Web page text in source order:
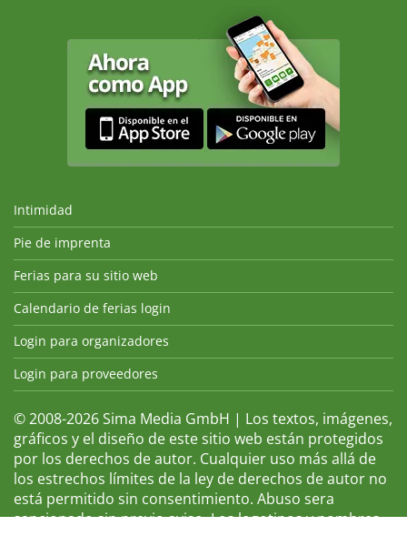
Intimidad
Pie de imprenta
Ferias para su sitio web
Calendario de ferias login
Login para organizadores
Login para proveedores
© 2008-2026 Sima Media GmbH | Los textos, imágenes,
gráficos y el diseño de este sitio web están protegidos
por los derechos de autor. Cualquier uso más allá de
los estrechos límites de la ley de derechos de autor no
está permitido sin consentimiento. Abuso sera
sancionado sin previo aviso. Los logotipos y nombres